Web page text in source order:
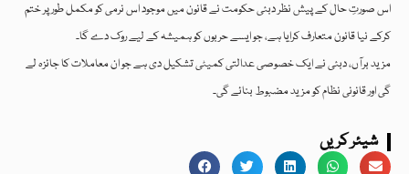
اس صورتِ حال کے پیش نظر دبئی حکومت نے قانون میں موجود اس نرمی کو مکمل طور پر ختم
کرکے نیا قانون متعارف کرایا ہے، جو ایسے حربوں کو ہمیشہ کے لیے روک دے گا۔
مزید برآں، دبئی نے ایک خصوصی عدالتی کمیٹی تشکیل دی ہے جو ان معاملات کا جائزہ لے
گی اور قانونی نظام کو مزید مضبوط بنائے گی۔
شیئر کریں